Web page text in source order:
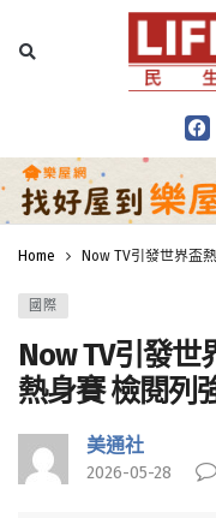
Home Now TV引發世界盃
國際
Now TV引發世
熱身賽 檢閱列
美通社
2026-05-28